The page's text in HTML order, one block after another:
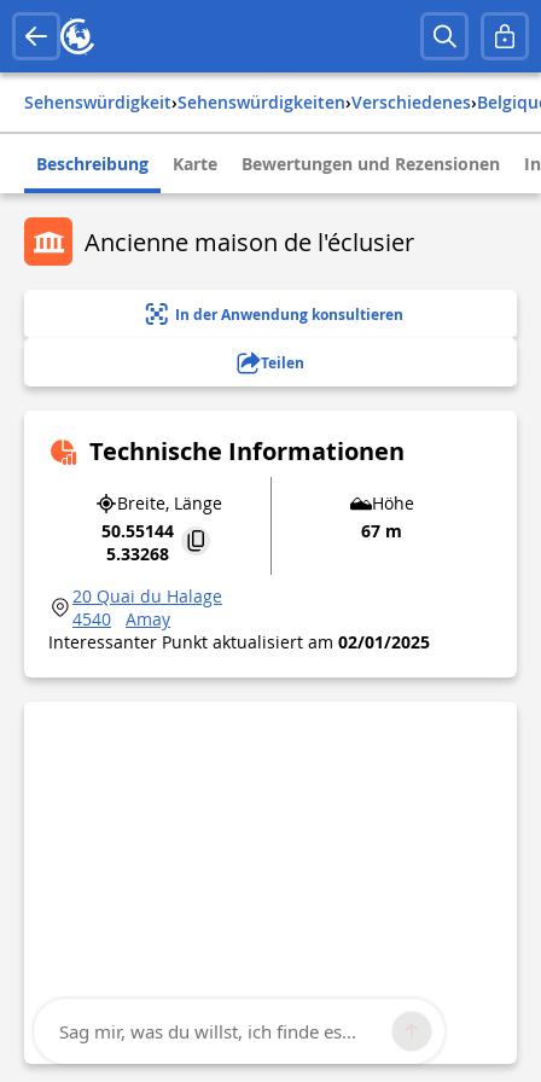
Sehenswürdigkeit› Sehenswürdigkeiten› Verschiedenes›
Beschreibung Karte Bewertungen und Rezensionen
Ancienne maison de l'éclusier
In der Anwendung konsultieren
Teilen
Technische Informationen
Breite, Länge
50.55144
5.33268
Höhe
67 m
20 Quai du Halage
4540
Amay
Interessanter Punkt aktualisiert am 02/01/2025
Sag mir, was du willst, ich finde es...